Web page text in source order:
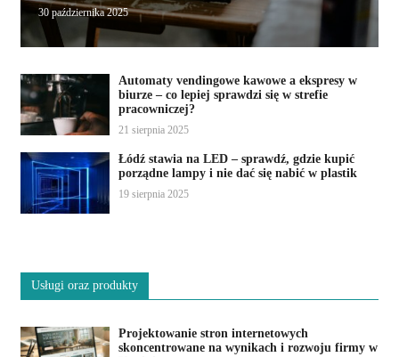
30 października 2025
Automaty vendingowe kawowe a ekspresy w
biurze – co lepiej sprawdzi się w strefie
pracowniczej?
21 sierpnia 2025
Łódź stawia na LED – sprawdź, gdzie kupić
porządne lampy i nie dać się nabić w plastik
19 sierpnia 2025
Usługi oraz produkty
Projektowanie stron internetowych
skoncentrowane na wynikach i rozwoju firmy w